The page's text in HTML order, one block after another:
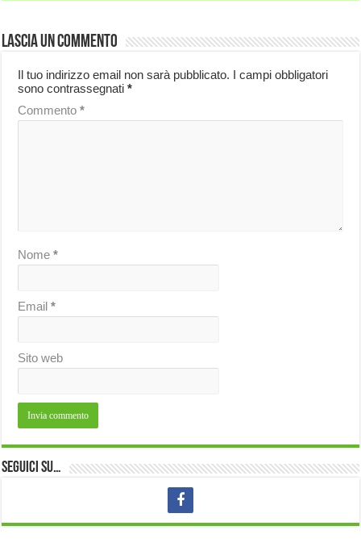
Lascia un commento
Il tuo indirizzo email non sarà pubblicato. I campi obbligatori
sono contrassegnati*
Commento*
Nome*
Email*
Sito web
Seguici su…